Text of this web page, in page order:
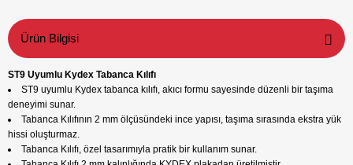
Ürün Bilgisi
ST9 Uyumlu Kydex Tabanca Kılıfı
ST9 uyumlu Kydex tabanca kılıfı, akıcı formu sayesinde düzenli bir taşıma
deneyimi sunar.
Tabanca Kılıfının 2 mm ölçüsündeki ince yapısı, taşıma sırasında ekstra yük
hissi oluşturmaz.
Tabanca Kılıfı, özel tasarımıyla pratik bir kullanım sunar.